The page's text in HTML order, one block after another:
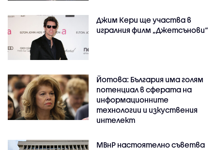
Джим Кери ще участва в
игралния филм „Джетсънови“
Йотова: България има голям
потенциал в сферата на
информационните
технологии и изкуствения
интелект
МВнР настоятелно съветва